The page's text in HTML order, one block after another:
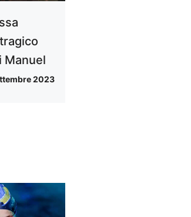
Manuel
2023